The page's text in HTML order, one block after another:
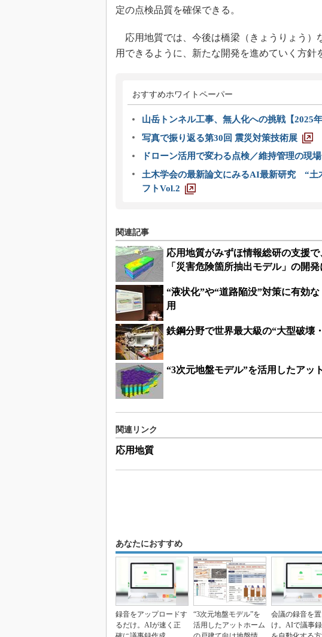
定の点検品質を確保できる。
応用地質では、今後は橋梁（きょうりょう）
用できるように、新たな開発を進めていく方針
おすすめホワイトペーパー
山岳トンネル工事、無人化への挑戦【2025年
写真で振り返る第30回 震災対策技術展
ドローン活用で変わる点検／維持管理の現
土木学会の最新論文にみるAI最新研究 “土
フトVol.2
関連記事
応用地質がみずほ情報総研の支援
「災害危険箇所抽出モデル」の開
“液状化”や“道路陥没”対策に有効
用
鉄鋼分野で世界最大級の“大型破壊
“3次元地盤モデル”を活用したアッ
関連リンク
応用地質
あなたにおすすめ
録音をアップロードす
るだけ。AIが速く正
“3次元地盤モデル”を
活用したアットホーム
会議の録音を
け。AIで議事